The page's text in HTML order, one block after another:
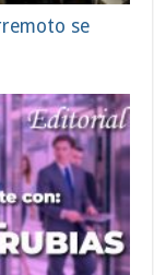
se